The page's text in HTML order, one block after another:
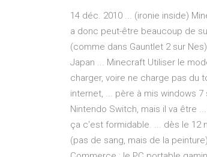
14 déc. 2010 ... (ironie inside)
a donc peut-être beaucoup de
(comme dans Gauntlet 2 sur
Japan ... Minecraft Utiliser le
charger, voire ne charge pas du
internet, ... père à mis windows
Nintendo Switch, mais il va être
ça c'est formidable. ... dès le 12
(pas de sang, mais de la